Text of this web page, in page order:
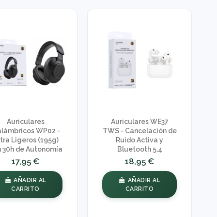
Auriculares
WP02 -
Ligeros (195g)
30h de Autonomía
17,95 €
AÑADIR AL
CARRITO
Auriculares WE37
TWS - Cancelación de
Ruido Activa y
Bluetooth 5.4
18,95 €
AÑADIR AL
CARRITO